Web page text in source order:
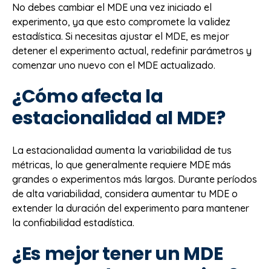
No debes cambiar el MDE una vez iniciado el
experimento, ya que esto compromete la validez
estadística. Si necesitas ajustar el MDE, es mejor
detener el experimento actual, redefinir parámetros y
comenzar uno nuevo con el MDE actualizado.
¿Cómo afecta la
estacionalidad al MDE?
La estacionalidad aumenta la variabilidad de tus
métricas, lo que generalmente requiere MDE más
grandes o experimentos más largos. Durante períodos
de alta variabilidad, considera aumentar tu MDE o
extender la duración del experimento para mantener
la confiabilidad estadística.
¿Es mejor tener un MDE